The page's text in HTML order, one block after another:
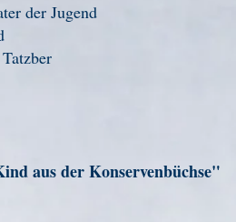
der Jugend
aus der Konservenbüchse"